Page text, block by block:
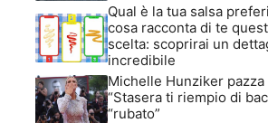
Qual è la tua salsa
cosa racconta di te
scelta: scoprirai un
incredibile
Michelle Hunziker pazza
“Stasera ti riempio di
“rubato”